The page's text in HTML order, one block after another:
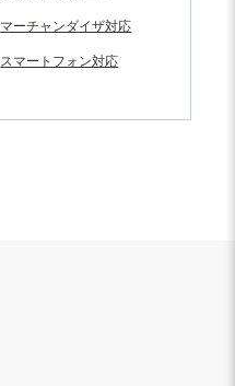
マーチャンダイザ対応
スマートフォン対応